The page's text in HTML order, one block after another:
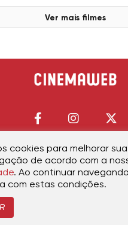
Ver mais filmes
de Privacidade Política de Cookies
cookies para melhorar
de acordo com a
. Ao continuar
com estas condições.